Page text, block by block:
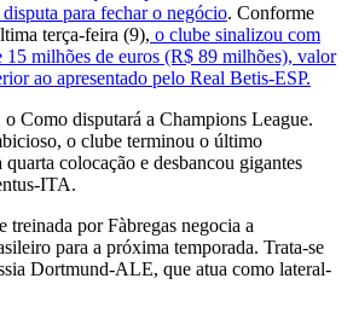
para fechar o negócio. Conforme
terça-feira (9), o clube sinalizou com
15 milhões de euros (R$ 89 milhões), valor
ao apresentado pelo Real Betis-ESP.
Como disputará a Champions League.
o clube terminou o último
colocação e desbancou gigantes
ITA.
por Fàbregas negocia a
para a próxima temporada. Trata-se
Dortmund-ALE, que atua como lateral-